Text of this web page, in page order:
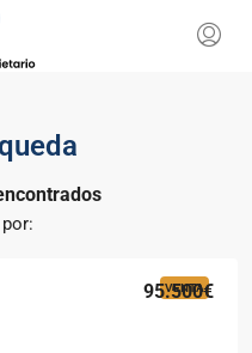
VENTA
95.500€